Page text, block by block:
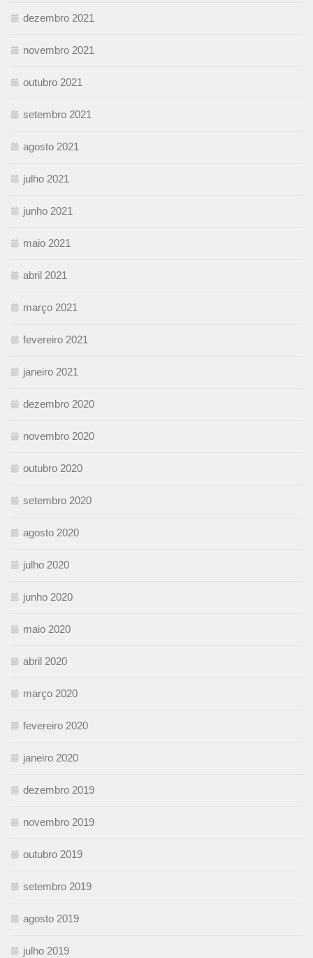
dezembro 2021
novembro 2021
outubro 2021
setembro 2021
agosto 2021
julho 2021
junho 2021
maio 2021
abril 2021
março 2021
fevereiro 2021
janeiro 2021
dezembro 2020
novembro 2020
outubro 2020
setembro 2020
agosto 2020
julho 2020
junho 2020
maio 2020
abril 2020
março 2020
fevereiro 2020
janeiro 2020
dezembro 2019
novembro 2019
outubro 2019
setembro 2019
agosto 2019
julho 2019